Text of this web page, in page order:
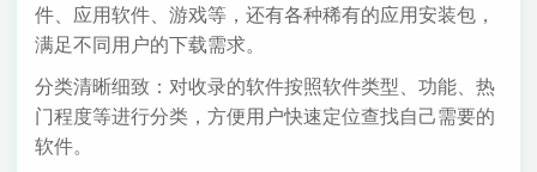
件、应用软件、游戏等，还有各种稀有的应用安装包，
满足不同用户的下载需求。
分类清晰细致：对收录的软件按照软件类型、功能、热
门程度等进行分类，方便用户快速定位查找自己需要的
软件。